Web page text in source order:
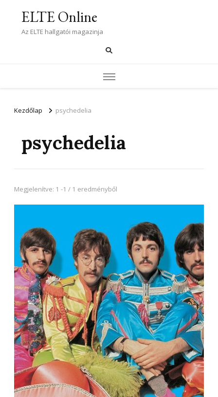
ELTE Online
Az ELTE hallgatói magazinja
Kezdőlap psychedelia
psychedelia
Megjelenítve: 1 -1 / 1 eredményből